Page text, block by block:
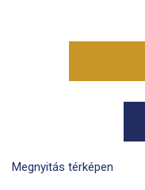
Megnyitás térképen